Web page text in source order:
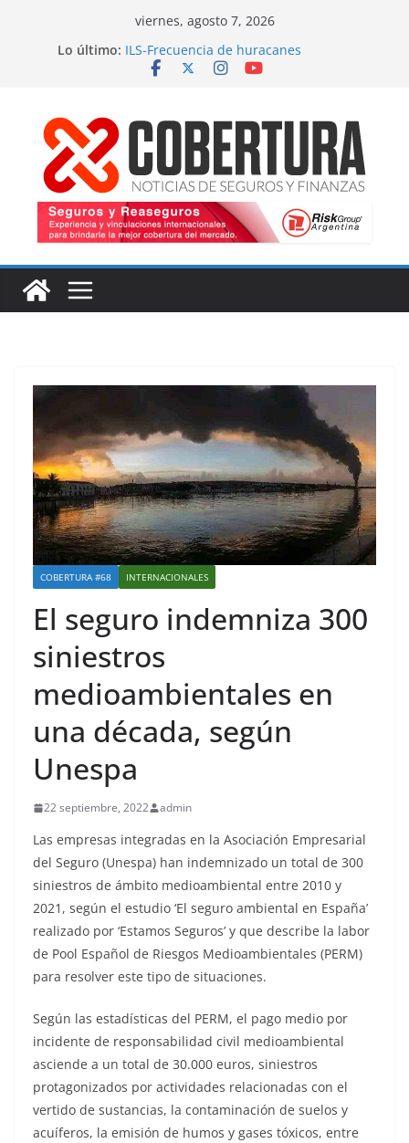
viernes, agosto 7, 2026
Lo último: ILS-Frecuencia de huracanes
Seguro marítimo-Presiones cruzadas
Fitch-Impulso a la innovación
COBERTURA #68 INTERNACIONALES
El seguro indemniza 300
siniestros
medioambientales en
una década, según
Unespa
22 septiembre, 2022 admin
Las empresas integradas en la Asociación Empresarial
del Seguro (Unespa) han indemnizado un total de 300
siniestros de ámbito medioambiental entre 2010 y
2021, según el estudio ‘El seguro ambiental en España’
realizado por ‘Estamos Seguros’ y que describe la labor
de Pool Español de Riesgos Medioambientales (PERM)
para resolver este tipo de situaciones.
Según las estadísticas del PERM, el pago medio por
incidente de responsabilidad civil medioambiental
asciende a un total de 30.000 euros, siniestros
protagonizados por actividades relacionadas con el
vertido de sustancias, la contaminación de suelos y
acuíferos, la emisión de humos y gases tóxicos, entre